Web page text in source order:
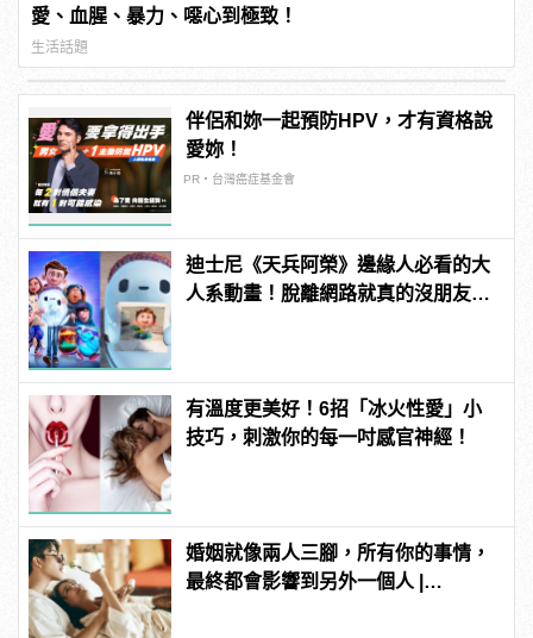
愛、血腥、暴力、噁心到極致！
生活話題
伴侶和妳一起預防HPV，才有資格說
愛妳！
PR・台灣癌症基金會
迪士尼《天兵阿榮》邊緣人必看的大
人系動畫！脫離網路就真的沒朋友
有溫度更美好！6招「冰火性愛」小
技巧，刺激你的每一吋感官神經！
婚姻就像兩人三腳，所有你的事情，
最終都會影響到另外一個人 |